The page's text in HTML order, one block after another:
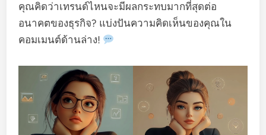
คุณคิดว่าเทรนด์ไหนจะมีผลกระทบมากที่สุดต่อ
อนาคตของธุรกิจ? แบ่งปันความคิดเห็นของคุณใน
คอมเมนต์ด้านล่าง!